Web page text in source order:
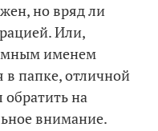
но вряд ли
Или,
именем
в папке, отличной
обратить на
внимание.